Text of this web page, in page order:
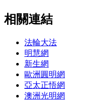
相關連結
法輪大法
明慧網
新生網
歐洲圓明網
亞太正悟網
澳洲光明網